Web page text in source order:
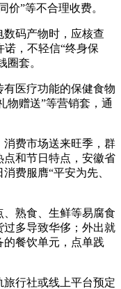
价”等不合理收费。
码产物时，应核查
诺，不轻信“终身保
圈套。
医疗功能的保健食物
物赠送”等营销套，通
费市场送来旺季，群
和节日特点，安徽省
费服膺“平安为先、
熟食、生鲜等易腐食
多导致华侈；外出就
餐饮单元，点单践
行社或线上平台预定